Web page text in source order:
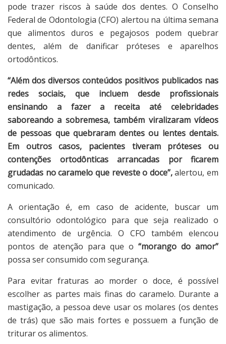
pode trazer riscos à saúde dos dentes. O Conselho
Federal de Odontologia (CFO) alertou na última semana
que alimentos duros e pegajosos podem quebrar
dentes, além de danificar próteses e aparelhos
ortodônticos.
“Além dos diversos conteúdos positivos publicados nas
redes sociais, que incluem desde profissionais
ensinando a fazer a receita até celebridades
saboreando a sobremesa, também viralizaram vídeos
de pessoas que quebraram dentes ou lentes dentais.
Em outros casos, pacientes tiveram próteses ou
contenções ortodônticas arrancadas por ficarem
grudadas no caramelo que reveste o doce”,alertou, em
comunicado.
A orientação é, em caso de acidente, buscar um
consultório odontológico para que seja realizado o
atendimento de urgência. O CFO também elencou
pontos de atenção para que o “morango do amor”
possa ser consumido com segurança.
Para evitar fraturas ao morder o doce, é possível
escolher as partes mais finas do caramelo. Durante a
mastigação, a pessoa deve usar os molares (os dentes
de trás) que são mais fortes e possuem a função de
triturar os alimentos.